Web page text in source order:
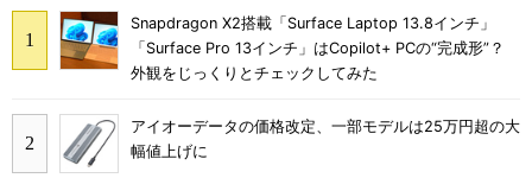
Snapdragon X2搭載「Surface Laptop 13.8インチ」
「Surface Pro 13インチ」はCopilot+ PCの“完成形”？
外観をじっくりとチェックしてみた
アイオーデータの価格改定、一部モデルは25万円超の大
幅値上げに